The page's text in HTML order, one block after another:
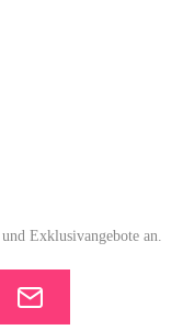
Exklusivangebote an.